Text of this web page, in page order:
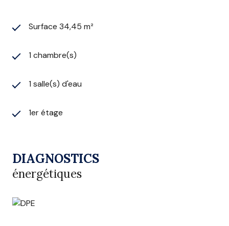
Surface 34,45 m²
1 chambre(s)
1 salle(s) d'eau
1er étage
DIAGNOSTICS
énergétiques